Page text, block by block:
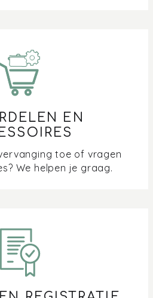
EN
toe of vragen
We helpen je graag.